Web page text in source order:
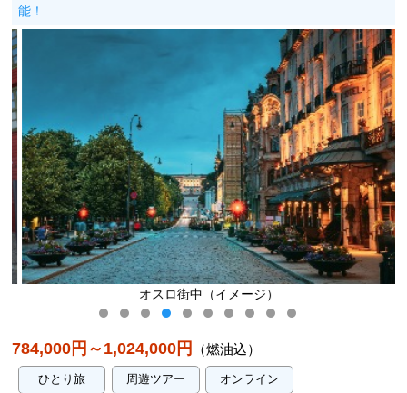
能！
オスロ街中（イメージ）
784,000円～1,024,000円 （燃油込）
ひとり旅 周遊ツアー
オンライン